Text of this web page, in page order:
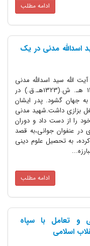
ادامه مطلب
اسدالله مدنی در یک
الله سید اسدالله مدنی
در سال 1293 هـ. ش.(1323هـ.ق.) در
جهان گشود. پدر ایشان
بزازی داشت.شهید مدنی
سالگی، پدر خود را از دست داد و دوران
عنفوان جوانی،به قصد
به تحصیل علوم دینی
ادامه مطلب
و تعامل با سپاه
اسلامی